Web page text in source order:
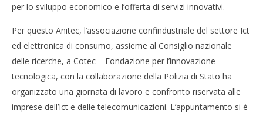
per lo sviluppo economico e l’offerta di servizi innovativi.
Per questo Anitec, l’associazione confindustriale del settore Ict
ed elettronica di consumo, assieme al Consiglio nazionale
delle ricerche, a Cotec – Fondazione per l’innovazione
tecnologica, con la collaborazione della Polizia di Stato ha
organizzato una giornata di lavoro e confronto riservata alle
imprese dell’Ict e delle telecomunicazioni. L’appuntamento si è